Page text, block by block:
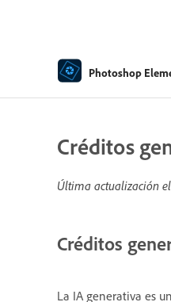
Photoshop
Créditos
Última actualización el
Créditos
La IA generativa es